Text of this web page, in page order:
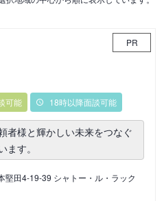
PR
可能 18時以降面談可能
者様と輝かしい未来をつなぐ
す。
堅田4-19-39 シャトー・ル・ラック